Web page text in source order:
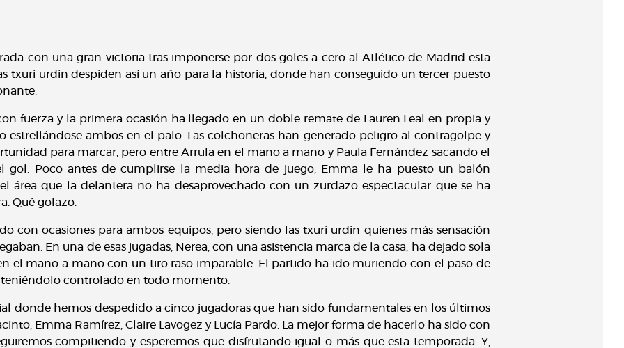
con una gran victoria tras imponerse por dos goles a cero al Atlético de Madrid esta
txuri urdin despiden así un año para la historia, donde han conseguido un tercer puesto
fuerza y la primera ocasión ha llegado en un doble remate de Lauren Leal en propia y
estrellándose ambos en el palo. Las colchoneras han generado peligro al contragolpe y
para marcar, pero entre Arrula en el mano a mano y Paula Fernández sacando el
gol. Poco antes de cumplirse la media hora de juego, Emma le ha puesto un balón
área que la delantera no ha desaprovechado con un zurdazo espectacular que se ha
Qué golazo.
con ocasiones para ambos equipos, pero siendo las txuri urdin quienes más sensación
En una de esas jugadas, Nerea, con una asistencia marca de la casa, ha dejado sola
el mano a mano con un tiro raso imparable. El partido ha ido muriendo con el paso de
controlado en todo momento.
donde hemos despedido a cinco jugadoras que han sido fundamentales en los últimos
Emma Ramírez, Claire Lavogez y Lucía Pardo. La mejor forma de hacerlo ha sido con
compitiendo y esperemos que disfrutando igual o más que esta temporada. Y,